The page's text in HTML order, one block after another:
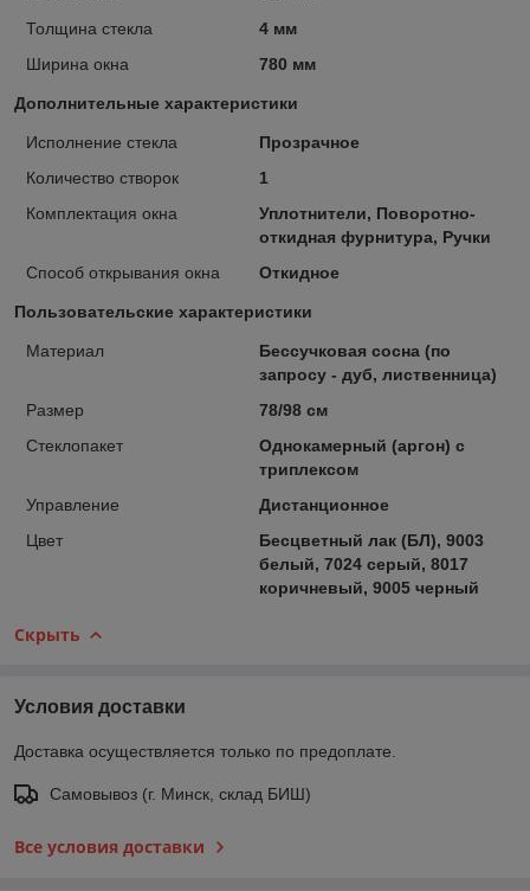
Толщина стекла
4 мм
Ширина окна
780 мм
Дополнительные характеристики
Исполнение стекла
Прозрачное
Количество створок
1
Комплектация окна
Уплотнители, Поворотно-
откидная фурнитура, Ручки
Способ открывания окна
Откидное
Пользовательские характеристики
Материал
Бессучковая сосна (по
запросу - дуб, лиственница)
Размер
78/98 см
Стеклопакет
Однокамерный (аргон) с
триплексом
Управление
Дистанционное
Цвет
Бесцветный лак (БЛ), 9003
белый, 7024 серый, 8017
коричневый, 9005 черный
Скрыть
Условия доставки
Доставка осуществляется только по предоплате.
Самовывоз (г. Минск, склад БИШ)
Все условия доставки